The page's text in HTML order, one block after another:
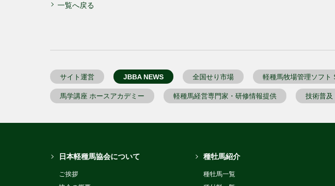
一覧へ戻る
サイト運営 JBBA NEWS 全国せり市場 軽種馬牧場管理ソフト
馬学講座 ホースアカデミー 軽種馬経営専門家・研修情報提供 技術普及
日本軽種馬協会について
ご挨拶
種牡馬紹介
種牡馬一覧